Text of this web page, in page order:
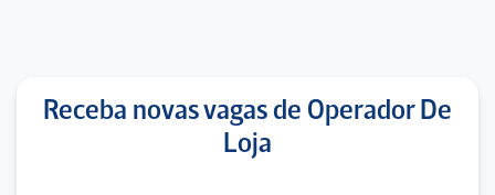
Receba novas vagas de Operador De
Loja